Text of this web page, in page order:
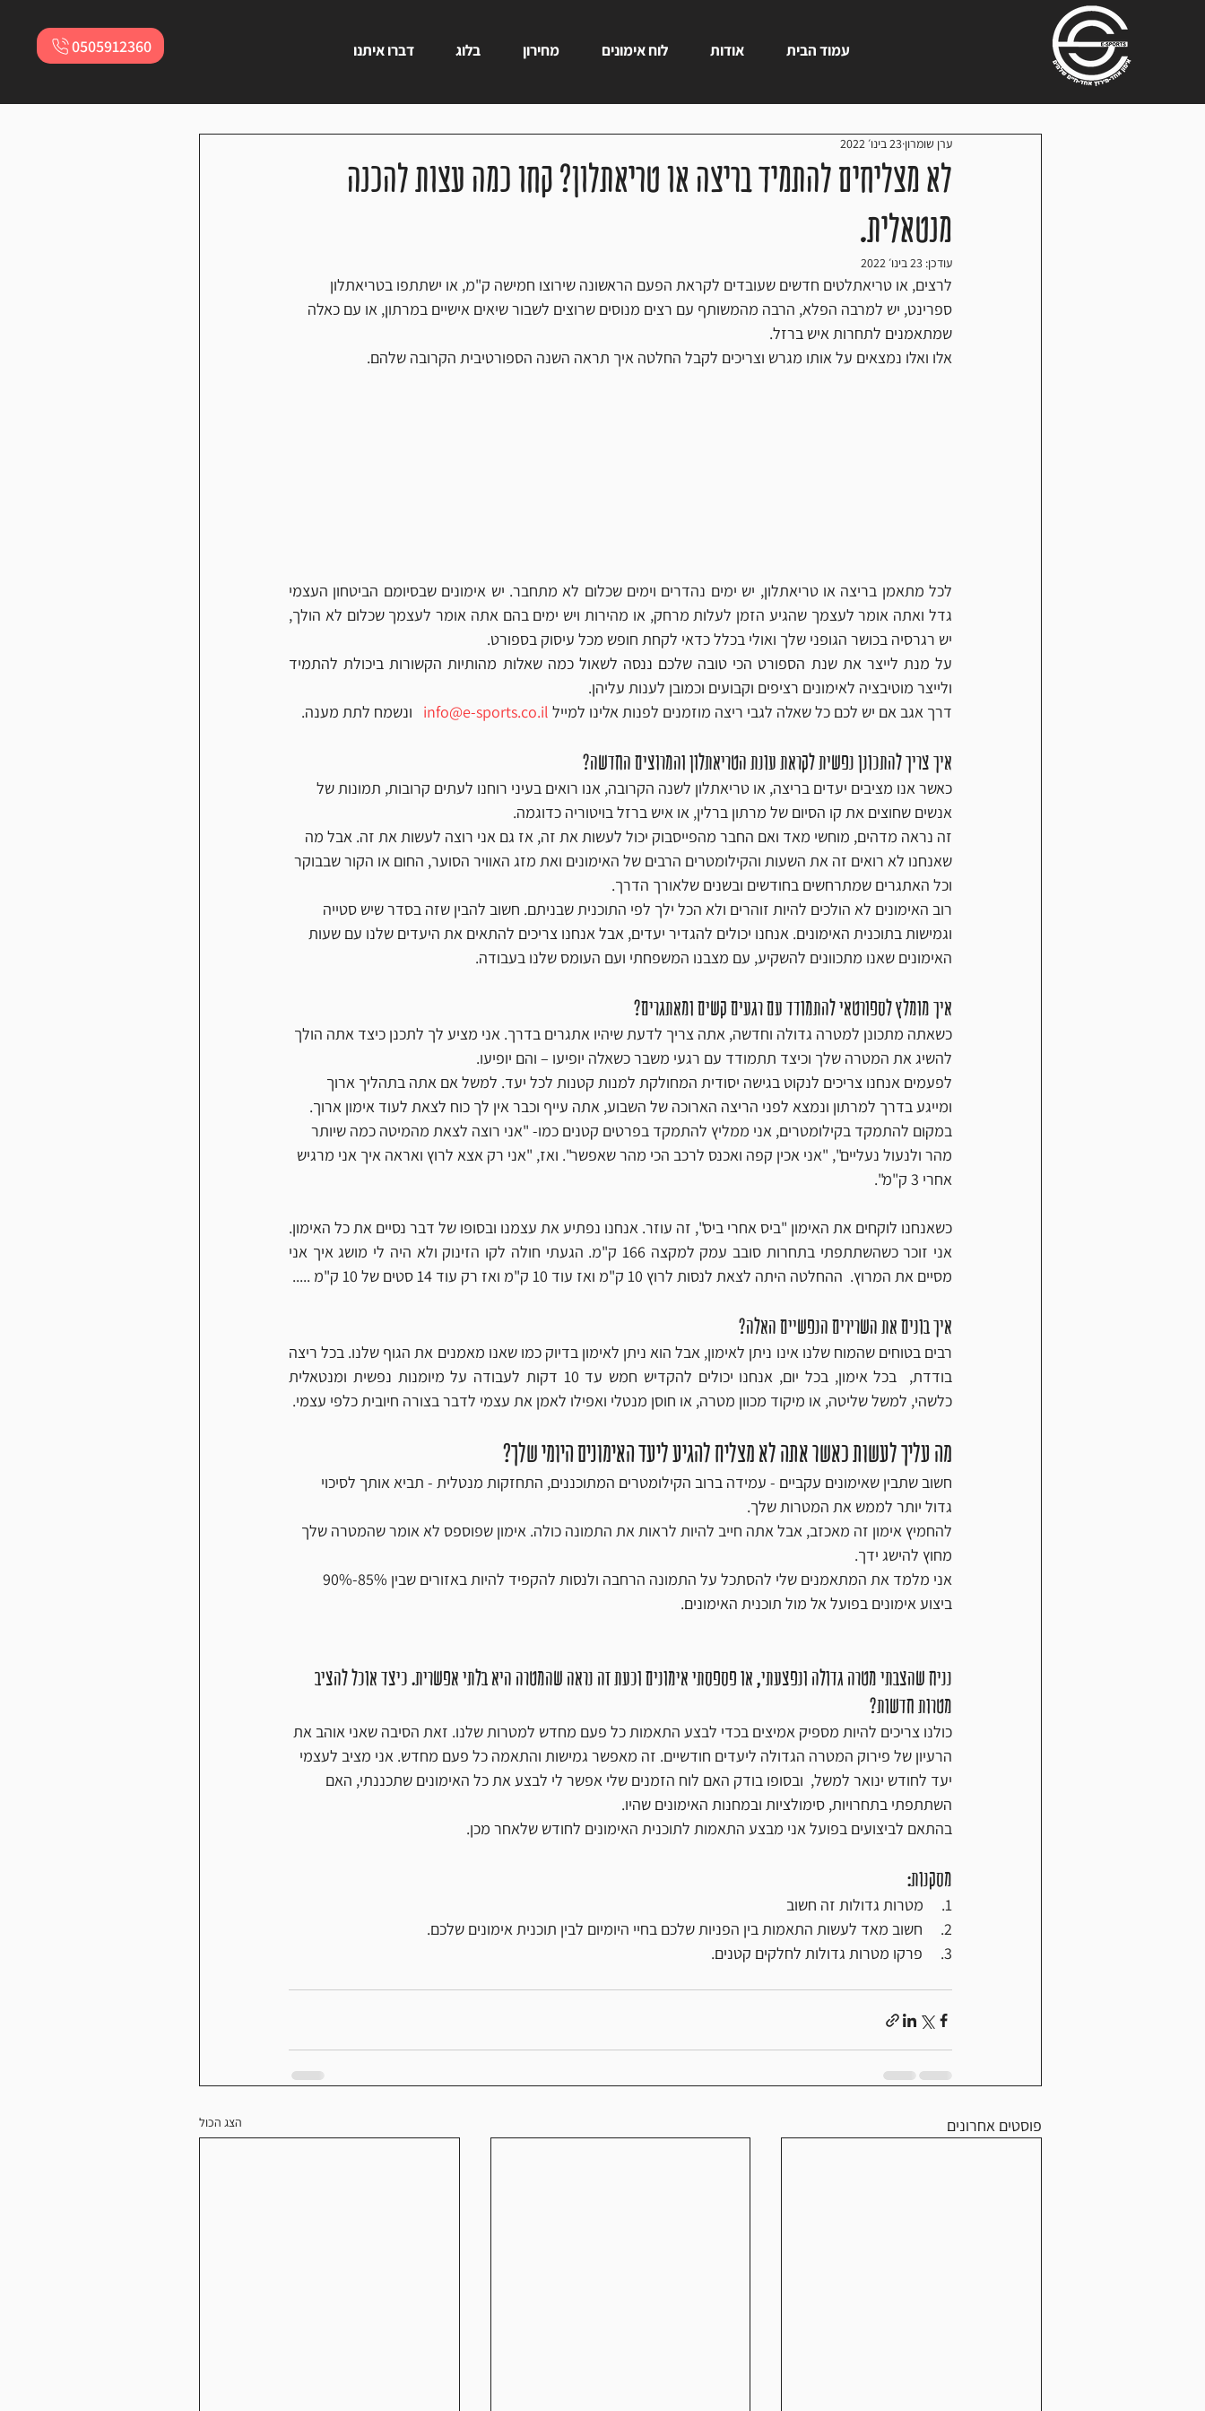
0505912360 עמוד הבית אודות לוח אימונים מחירון בלוג דברו איתנו
לא מצליחים להתמיד בריצה או טריאתלון? קחו כמה עצות להכנה
מנטאלית.
ערן שומרון 23 בינו׳ 2022
עודכן: 23 בינו׳ 2022
לרצים, או טריאתלטים חדשים שעובדים לקראת הפעם הראשונה שירוצו חמישה ק"מ, או ישתתפו בטריאתלון
ספרינט, יש למרבה הפלא, הרבה מהמשותף עם רצים מנוסים שרוצים לשבור שיאים אישיים במרתון, או עם כאלה
שמתאמנים לתחרות איש ברזל.
אלו ואלו נמצאים על אותו מגרש וצריכים לקבל החלטה איך תראה השנה הספורטיבית הקרובה שלהם.
יש רגרסיה בכושר הגופני שלך ואולי בכלל כדאי לקחת חופש מכל עיסוק בספורט.
ולייצר מוטיבציה לאימונים רציפים וקבועים וכמובן לענות עליהן.
דרך אגב אם יש לכם כל שאלה לגבי ריצה מוזמנים לפנות אלינו למייל info@e-sports.co.il
   ונשמח לתת מענה.
איך צריך להתכונן נפשית לקראת עונת הטריאתלון והמרוצים החדשה?
כאשר אנו מציבים יעדים בריצה, או טריאתלון לשנה הקרובה, אנו רואים בעיני רוחנו לעתים קרובות, תמונות של
אנשים שחוצים את קו הסיום של מרתון ברלין, או איש ברזל בויטוריה כדוגמה.
זה נראה מדהים, מוחשי מאד ואם החבר מהפייסבוק יכול לעשות את זה, אז גם אני רוצה לעשות את זה. אבל מה
שאנחנו לא רואים זה את השעות והקילומטרים הרבים של האימונים ואת מזג האוויר הסוער, החום או הקור שבבוקר
וכל האתגרים שמתרחשים בחודשים ובשנים שלאורך הדרך.
רוב האימונים לא הולכים להיות זוהרים ולא הכל ילך לפי התוכנית שבניתם. חשוב להבין שזה בסדר שיש סטייה
וגמישות בתוכנית האימונים. אנחנו יכולים להגדיר יעדים, אבל אנחנו צריכים להתאים את היעדים שלנו עם שעות
האימונים שאנו מתכוונים להשקיע, עם מצבנו המשפחתי ועם העומס שלנו בעבודה.
איך מומלץ לספורטאי להתמודד עם רגעים קשים ומאתגרים?
כשאתה מתכונן למטרה גדולה וחדשה, אתה צריך לדעת שיהיו אתגרים בדרך. אני מציע לך לתכנן כיצד אתה הולך
להשיג את המטרה שלך וכיצד תתמודד עם רגעי משבר כשאלה יופיעו – והם יופיעו.
לפעמים אנחנו צריכים לנקוט בגישה יסודית המחולקת למנות קטנות לכל יעד. למשל אם אתה בתהליך ארוך
ומייגע בדרך למרתון ונמצא לפני הריצה הארוכה של השבוע, אתה עייף וכבר אין לך כוח לצאת לעוד אימון ארוך.
במקום להתמקד בקילומטרים, אני ממליץ להתמקד בפרטים קטנים כמו- "אני רוצה לצאת מהמיטה כמה שיותר
מהר ולנעול נעליים", "אני אכין קפה ואכנס לרכב הכי מהר שאפשר". ואז, "אני רק אצא לרוץ ואראה איך אני מרגיש
אחרי 3 ק"מ".
כשאנחנו לוקחים את האימון "ביס אחרי ביס", זה עוזר. אנחנו נפתיע את עצמנו ובסופו של דבר נסיים את כל האימון.
מסיים את המרוץ.  ההחלטה היתה לצאת לנסות לרוץ 10 ק"מ ואז עוד 10 ק"מ ואז רק עוד 14 סטים של 10 ק"מ .....
איך בונים את השרירים הנפשיים האלה?
כלשהי, למשל שליטה, או מיקוד מכוון מטרה, או חוסן מנטלי ואפילו לאמן את עצמי לדבר בצורה חיובית כלפי עצמי.
מה עליך לעשות כאשר אתה לא מצליח להגיע ליעד האימונים היומי שלך?
חשוב שתבין שאימונים עקביים - עמידה ברוב הקילומטרים המתוכננים, התחזקות מנטלית - תביא אותך לסיכוי
גדול יותר לממש את המטרות שלך.
להחמיץ אימון זה מאכזב, אבל אתה חייב להיות לראות את התמונה כולה. אימון שפוספס לא אומר שהמטרה שלך
מחוץ להישג ידך.
ביצוע אימונים בפועל אל מול תוכנית האימונים.
נניח שהצבתי מטרה גדולה ונפצעתי, או פספסתי אימונים וכעת זה נראה שהמטרה היא בלתי אפשרית. כיצד אוכל להציב
מטרות חדשות?
כולנו צריכים להיות מספיק אמיצים בכדי לבצע התאמות כל פעם מחדש למטרות שלנו. זאת הסיבה שאני אוהב את
הרעיון של פירוק המטרה הגדולה ליעדים חודשיים. זה מאפשר גמישות והתאמה כל פעם מחדש. אני מציב לעצמי
יעד לחודש ינואר למשל,  ובסופו בודק האם לוח הזמנים שלי אפשר לי לבצע את כל האימונים שתכננתי, האם
השתתפתי בתחרויות, סימולציות ובמחנות האימונים שהיו.
בהתאם לביצועים בפועל אני מבצע התאמות לתוכנית האימונים לחודש שלאחר מכן.
מסקנות:
1.     מטרות גדולות זה חשוב
2.     חשוב מאד לעשות התאמות בין הפניות שלכם בחיי היומיום לבין תוכנית אימונים שלכם.
3.     פרקו מטרות גדולות לחלקים קטנים.
פוסטים אחרונים הצג הכול